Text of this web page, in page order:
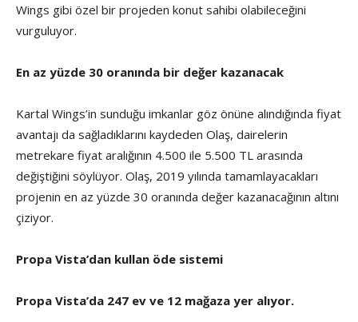
Wings gibi özel bir projeden konut sahibi olabileceğini
vurguluyor.
En az yüzde 30 oranında bir değer kazanacak
Kartal Wings’in sunduğu imkanlar göz önüne alındığında fiyat
avantajı da sağladıklarını kaydeden Olaş, dairelerin
metrekare fiyat aralığının 4.500 ile 5.500 TL arasında
değiştiğini söylüyor. Olaş, 2019 yılında tamamlayacakları
projenin en az yüzde 30 oranında değer kazanacağının altını
çiziyor.
Propa Vista’dan kullan öde sistemi
Propa Vista’da 247 ev ve 12 mağaza yer alıyor.